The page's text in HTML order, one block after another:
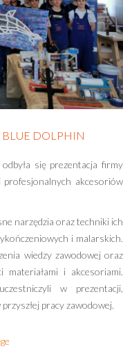
BLUE DOLPHIN
się prezentacja firmy
profesjonalnych akcesoriów
narzędzia oraz techniki ich
i malarskich.
wiedzy zawodowej oraz
materiałami i akcesoriami.
w prezentacji,
pracy zawodowej.